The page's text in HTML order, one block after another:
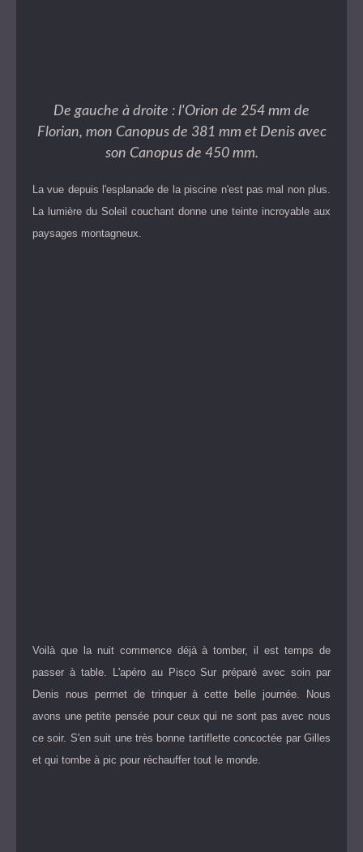
De gauche à droite : l'Orion de 254 mm de
Florian, mon Canopus de 381 mm et Denis avec
son Canopus de 450 mm.
La vue depuis l'esplanade de la piscine n'est pas mal non plus.
La lumière du Soleil couchant donne une teinte incroyable aux
paysages montagneux.
Voilà que la nuit commence déjà à tomber, il est temps de
passer à table. L'apéro au Pisco Sur préparé avec soin par
Denis nous permet de trinquer à cette belle journée. Nous
avons une petite pensée pour ceux qui ne sont pas avec nous
ce soir. S'en suit une très bonne tartiflette concoctée par Gilles
et qui tombe à pic pour réchauffer tout le monde.